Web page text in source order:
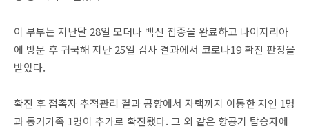
이 부부는 지난달 28일 모더나 백신 접종을 완료하고 나이지리아
에 방문 후 귀국해 지난 25일 검사 결과에서 코로나19 확진 판정을
받았다.
확진 후 접촉자 추적관리 결과 공항에서 자택까지 이동한 지인 1명
과 동거가족 1명이 추가로 확진됐다. 그 외 같은 항공기 탑승자에